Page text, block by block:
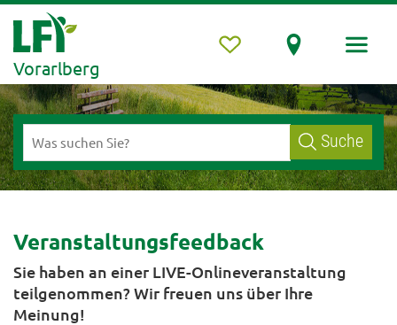
Vorarlberg
Suche
Veranstaltungsfeedback
Sie haben an einer LIVE-Onlineveranstaltung
teilgenommen? Wir freuen uns über Ihre
Meinung!